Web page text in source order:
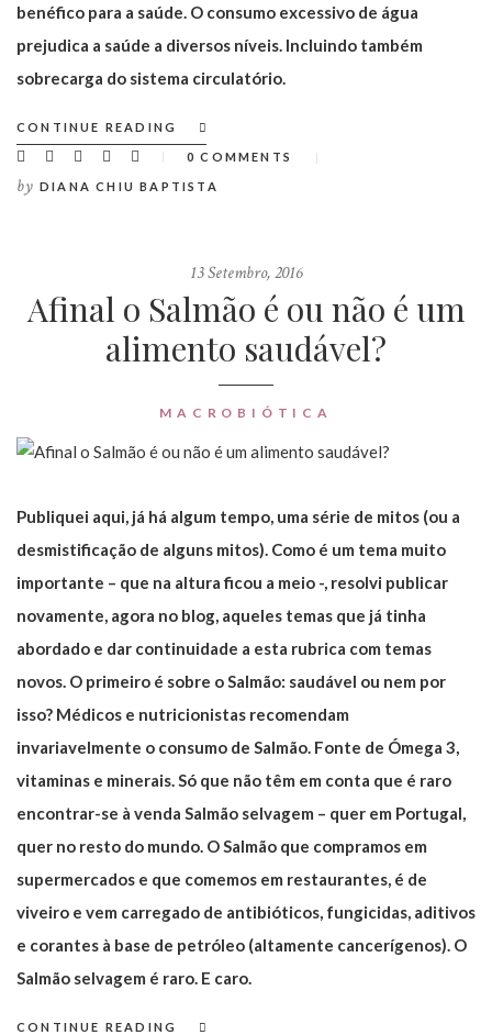
benéfico para a saúde. O consumo excessivo de água
prejudica a saúde a diversos níveis. Incluindo também
sobrecarga do sistema circulatório.
CONTINUE READING
0 COMMENTS
by DIANA CHIU BAPTISTA
13 Setembro, 2016
Afinal o Salmão é ou não é um
alimento saudável?
MACROBIÓTICA
Publiquei aqui, já há algum tempo, uma série de mitos (ou a
desmistificação de alguns mitos). Como é um tema muito
importante – que na altura ficou a meio -, resolvi publicar
novamente, agora no blog, aqueles temas que já tinha
abordado e dar continuidade a esta rubrica com temas
novos. O primeiro é sobre o Salmão: saudável ou nem por
isso? Médicos e nutricionistas recomendam
invariavelmente o consumo de Salmão. Fonte de Ómega 3,
vitaminas e minerais. Só que não têm em conta que é raro
encontrar-se à venda Salmão selvagem – quer em Portugal,
quer no resto do mundo. O Salmão que compramos em
supermercados e que comemos em restaurantes, é de
viveiro e vem carregado de antibióticos, fungicidas, aditivos
e corantes à base de petróleo (altamente cancerígenos). O
Salmão selvagem é raro. E caro.
CONTINUE READING